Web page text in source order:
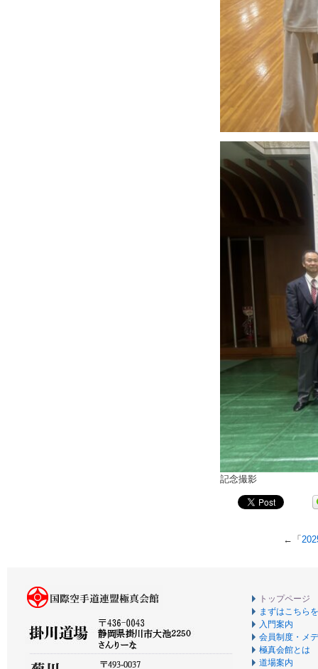
記念撮影
←「
トップページ
まずはこちら
入門案内
会員制度・メ
極真会館とは
道場案内